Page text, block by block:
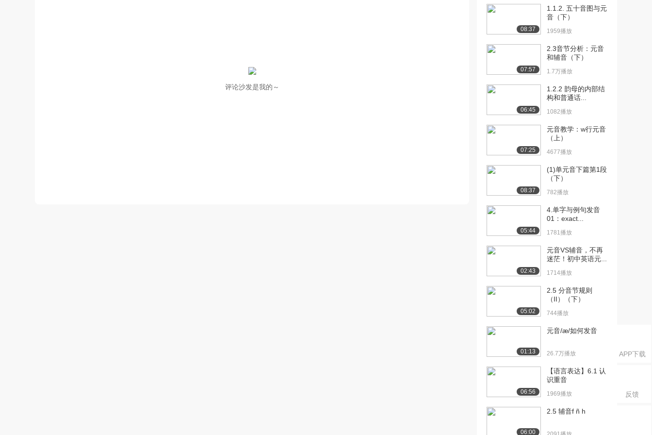
APP下载
反馈
评论沙发是我的～
[13] 13.双元音[ɔɪ]
1776播放
05:20
[14] 15.双元音[aɪ]
[16] 17.双元音[oʊ] 05:33
[17] 18.双元音[ju]
896播放
[18] 19.元音VS双元音
（上）
1516播放
[19] 19.元音VS双元音
（下）
[20] 20.辅音[b] and [p]
[21] 21.辅音[s] and [z] 04:25
827播放
[23] 23.辅音[t] and [d]（...
1528播放
[24] 23.辅音[t] and [d]（... 07:19
1684播放
[26] 25.辅音[ɹ]
08:37
1.1.2. 五十音图与元
音（下）
1959播放
07:57
2.3音节分析：元音
和辅音（下）
1.7万播放
06:45
1.2.2 韵母的内部结
构和普通话...
1082播放
07:25
元音教学：w行元音
（上）
4677播放
08:37
(1)单元音下篇第1段
（下）
782播放
05:44
4.单字与例句发音
01：exact...
1781播放
02:43
元音VS辅音，不再
迷茫！初中英语元...
1714播放
05:02
2.5 分音节规则
（II）（下）
744播放
01:13
元音/æ/如何发音
26.7万播放
06:56
【语言表达】6.1 认
识重音
1969播放
06:00
2.5 辅音f ñ h